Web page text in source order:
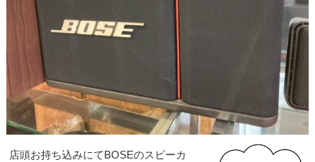
店頭お持ち込みにてBOSEのスピーカ